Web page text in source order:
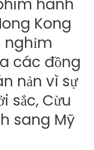
hành
Kong
nghỉm
các đồng
nản vì sự
sắc, Cừu
sang Mỹ